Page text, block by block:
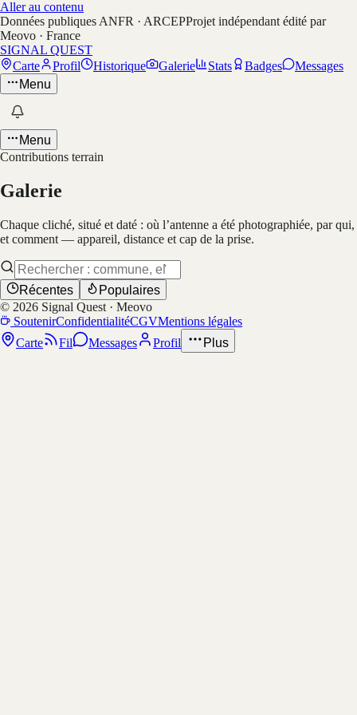
Aller au contenu
Données publiques ANFR · ARCEPProjet indépendant édité par
Meovo · France
SIGNAL QUEST
Carte
Profil Historique Galerie Stats Badges
Messages
Menu
Menu
Contributions terrain
Galerie
Chaque cliché, situé et daté : où l’antenne a été photographiée, par qui,
et comment — appareil, distance et cap de la prise.
Récentes
Populaires
© 2026 Signal Quest · Meovo
SoutenirConfidentialitéCGVMentions légales
Carte
Fil Messages Profil Plus